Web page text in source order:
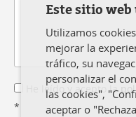
He leído y acepto la
*
Este sitio
Utilizamos
mejorar la
tráfico, su
personalizar el
las cookies",
aceptar o